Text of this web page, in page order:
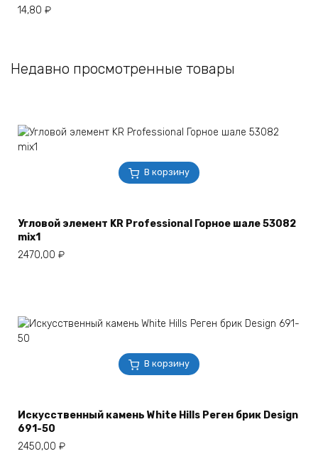
14,80 ₽
Недавно просмотренные товары
В корзину
Угловой элемент KR Professional Горное шале 53082
mix1
2470,00 ₽
В корзину
Искусственный камень White Hills Реген брик Design
691-50
2450,00 ₽